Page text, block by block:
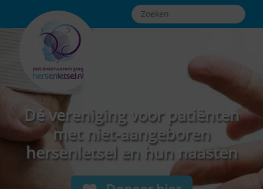
Dé vereniging voor patiënten
met niet-aangeboren
hersenletsel en hun naasten